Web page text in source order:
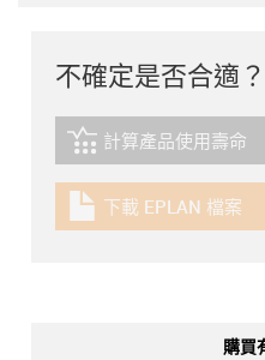
不確定是否合適？
igus-icon-
計算產品使用壽命
igus-icon-download-plan
下載 EPLAN 檔案
購買